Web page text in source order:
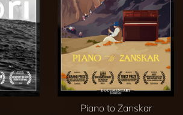
Piano to Zanskar